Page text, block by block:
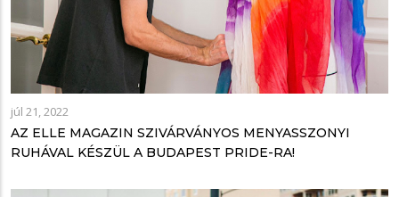
júl 21, 2022
AZ ELLE MAGAZIN SZIVÁRVÁNYOS MENYASSZONYI
RUHÁVAL KÉSZÜL A BUDAPEST PRIDE-RA!